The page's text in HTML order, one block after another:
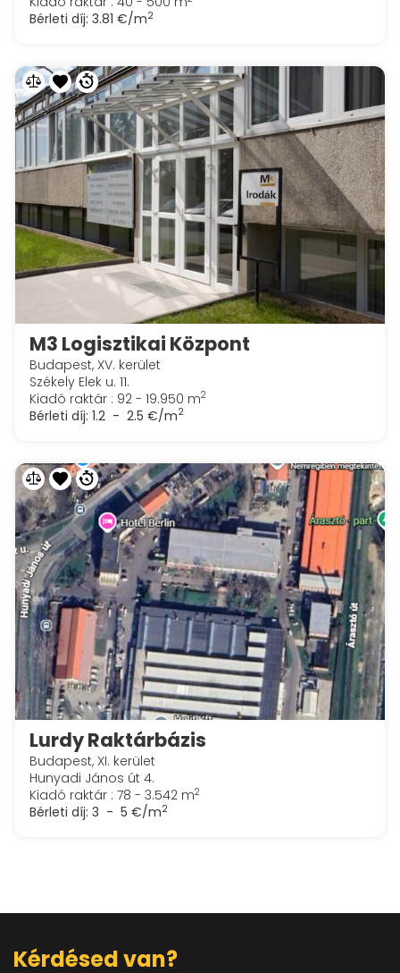
Bérleti díj: 3.81 €/m2
M3 Logisztikai Központ
Budapest, XV. kerület
Székely Elek u. 11.
Kiadó raktár : 92 - 19.950 m2
Bérleti díj: 1.2 - 2.5 €/m2
Lurdy Raktárbázis
Budapest, XI. kerület
Hunyadi János út 4.
Kiadó raktár : 78 - 3.542 m2
Bérleti díj: 3 - 5 €/m2
Kérdésed van?